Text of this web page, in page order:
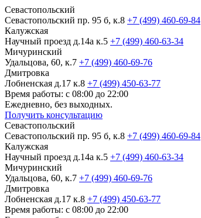
Севастопольский
Севастопольский пр. 95 б, к.8 +7 (499) 460-69-84
Калужская
Научный проезд д.14а к.5 +7 (499) 460-63-34
Мичуринский
Удальцова, 60, к.7 +7 (499) 460-69-76
Дмитровка
Лобненская д.17 к.8 +7 (499) 450-63-77
Время работы: с 08:00 до 22:00
Ежедневно, без выходных.
Получить консультацию
Севастопольский
Севастопольский пр. 95 б, к.8 +7 (499) 460-69-84
Калужская
Научный проезд д.14а к.5 +7 (499) 460-63-34
Мичуринский
Удальцова, 60, к.7 +7 (499) 460-69-76
Дмитровка
Лобненская д.17 к.8 +7 (499) 450-63-77
Время работы: с 08:00 до 22:00